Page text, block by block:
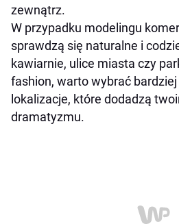
zewnątrz.
W przypadku modelingu
sprawdzą się naturalne i
kawiarnie, ulice miasta czy
fashion, warto wybrać
lokalizacje, które dodadzą
dramatyzmu.